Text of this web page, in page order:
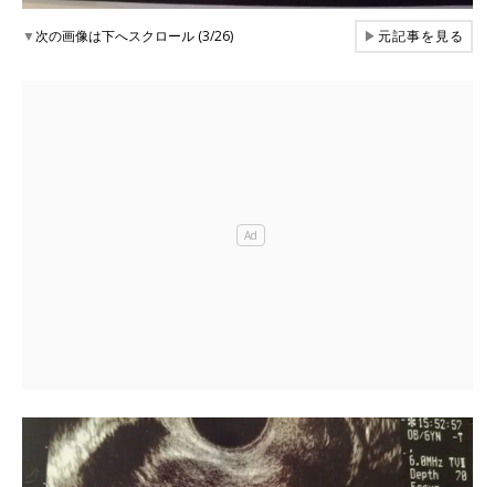
▼次の画像は下へスクロール (3/26) ▶元記事を見る